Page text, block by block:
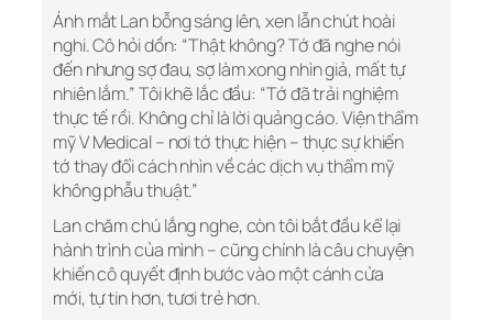
Ánh mắt Lan bỗng sáng lên, xen lẫn chút hoài
nghi. Cô hỏi dồn: “Thật không? Tớ đã nghe nói
đến nhưng sợ đau, sợ làm xong nhìn giả, mất tự
nhiên lắm.” Tôi khẽ lắc đầu: “Tớ đã trải nghiệm
thực tế rồi. Không chỉ là lời quảng cáo. Viện thẩm
mỹ V Medical – nơi tớ thực hiện – thực sự khiến
tớ thay đổi cách nhìn về các dịch vụ thẩm mỹ
không phẫu thuật.”
Lan chăm chú lắng nghe, còn tôi bắt đầu kể lại
hành trình của mình – cũng chính là câu chuyện
khiến cô quyết định bước vào một cánh cửa
mới, tự tin hơn, tươi trẻ hơn.